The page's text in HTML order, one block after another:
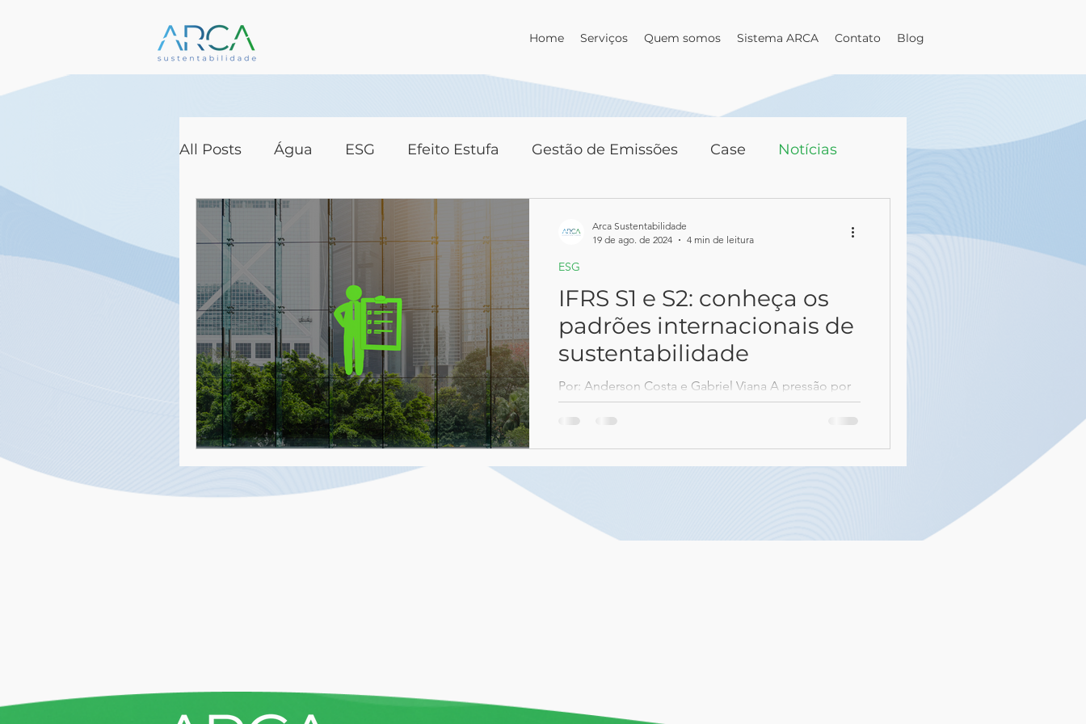
Home Serviços Quem somos Sistema ARCA Contato Blog
All Posts Água ESG Efeito Estufa Gestão de Emissões Case Notícias
IFRS S1 e S2: conheça os
padrões internacionais de
sustentabilidade
Por: Anderson Costa e Gabriel Viana A pressão por
mais transparência nas práticas empresariais e a
necessidade de dados que reflitam com...
ESG
Arca Sustentabilidade
19 de ago. de 2024
4 min de leitura